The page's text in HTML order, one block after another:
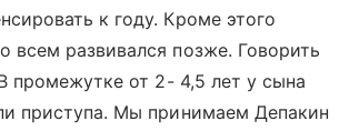
к году. Кроме этого
всем развивался позже. Говорить
промежутке от 2- 4,5 лет у сына
приступа. Мы принимаем Депакин